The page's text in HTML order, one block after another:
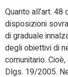
Quanto all’art.
disposizioni
di graduale
degli obiettivi di
comunitario.
Dlgs. 19/2005.